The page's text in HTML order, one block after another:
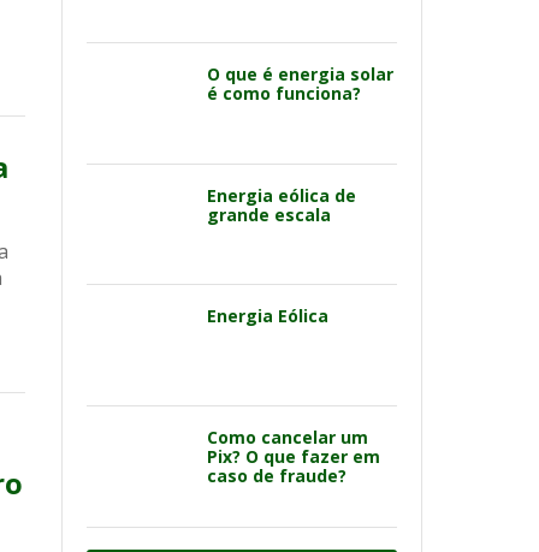
O que é energia solar
é como funciona?
Energia eólica de
grande escala
Energia Eólica
Como cancelar um
Pix? O que fazer em
caso de fraude?